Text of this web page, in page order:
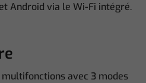
Android via le Wi-Fi intégré.
multifonctions avec 3 modes